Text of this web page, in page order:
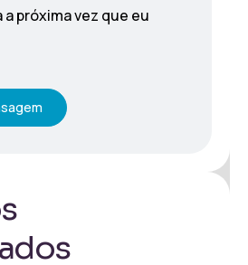
a próxima vez que eu